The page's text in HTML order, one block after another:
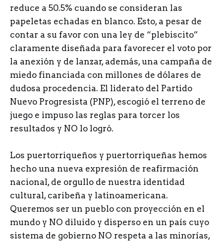
reduce a 50.5% cuando se consideran las
papeletas echadas en blanco. Esto, a pesar de
contar a su favor con una ley de “plebiscito”
claramente diseñada para favorecer el voto por
la anexión y de lanzar, además, una campaña de
miedo financiada con millones de dólares de
dudosa procedencia. El liderato del Partido
Nuevo Progresista (PNP), escogió el terreno de
juego e impuso las reglas para torcer los
resultados y NO lo logró.
Los puertorriqueños y puertorriqueñas hemos
hecho una nueva expresión de reafirmación
nacional, de orgullo de nuestra identidad
cultural, caribeña y latinoamericana.
Queremos ser un pueblo con proyección en el
mundo y NO diluido y disperso en un país cuyo
sistema de gobierno NO respeta a las minorías,